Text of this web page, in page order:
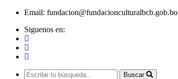
Email: fundacion@fundacionculturalbcb.gob.bo
Siguenos en:
Buscar